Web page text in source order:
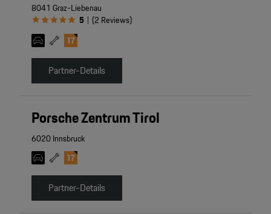
8041 Graz-Liebenau
5 | (2 Reviews)
Partner-Details
Porsche Zentrum Tirol
6020 Innsbruck
Partner-Details